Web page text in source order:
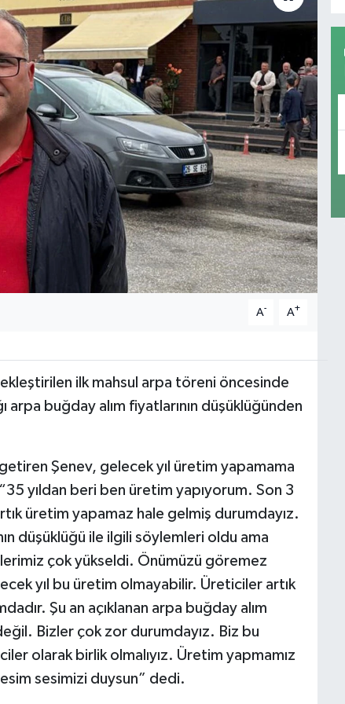
A- A+
ilk mahsul arpa töreni öncesinde
arpa buğday alım fiyatlarının düşüklüğünden
Şenev, gelecek yıl üretim yapamama
yıldan beri ben üretim yapıyorum. Son 3
üretim yapamaz hale gelmiş durumdayız.
düşüklüğü ile ilgili söylemleri oldu ama
çok yükseldi. Önümüzü göremez
yıl bu üretim olmayabilir. Üreticiler artık
Şu an açıklanan arpa buğday alım
Bizler çok zor durumdayız. Biz bu
olarak birlik olmalıyız. Üretim yapmamız
sesimizi duysun” dedi.